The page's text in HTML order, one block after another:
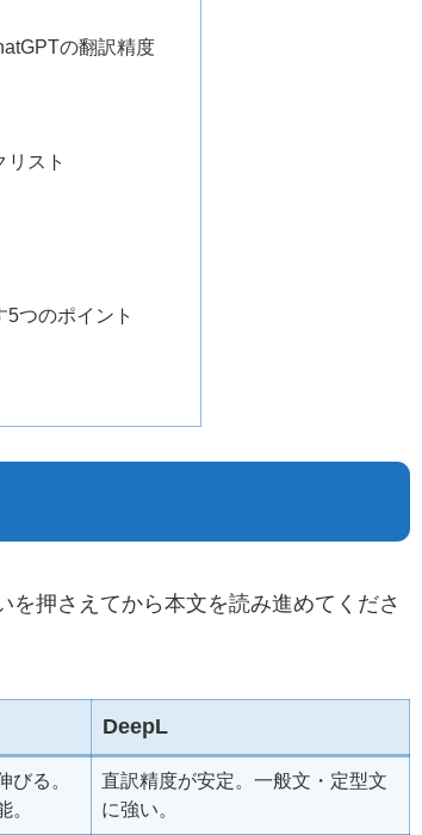
の翻訳精度
スト
つのポイント
を押さえてから本文を読み進めてくださ
DeepL
びる。
。
直訳精度が安定。一般文・定型文
に強い。